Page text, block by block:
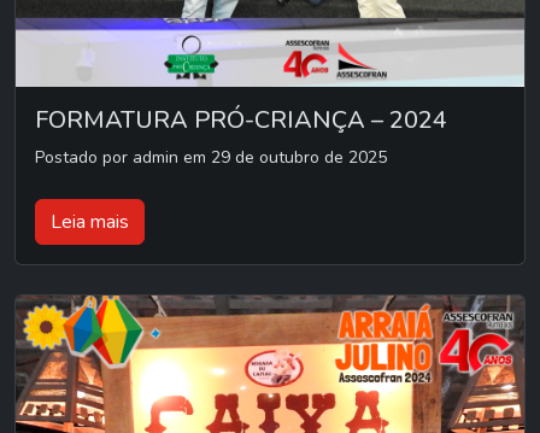
FORMATURA PRÓ-CRIANÇA – 2024
Postado por admin em 29 de outubro de 2025
Leia mais